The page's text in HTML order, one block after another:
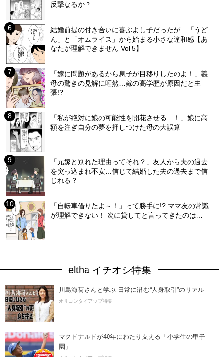
反撃なるか？
結婚前提の付き合いに喜ぶよし子だったが…「うど
ん」と「オムライス」から始まる小さな違和感【あ
なたが理解できません Vol.5】
「嫁に問題があるから息子が目移りしたのよ！」義
母の驚きの見解に唖然…嫁の高学歴が原因だと主
張!?
「私が絶対に娘の可能性を開花させる…！」娘に高
額を注ぎ自分の夢を押しつけた母の大誤算
「元嫁と別れた理由ってそれ？」友人から夫の過去
を突っ込まれ不安…信じて結婚した夫の過去まで信
じれる？
「自転車借りたよ～！」って勝手に!? ママ友の常識
が理解できない！ 次に貸してと言ってきたのは…
eltha イチオシ特集
川島海荷さんと学ぶ 日常に潜む“人身取引”のリアル
オリコンタイアップ特集
マクドナルドが40年にわたり支える「小学生の甲子
園」